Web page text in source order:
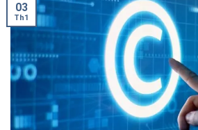
03
Th1